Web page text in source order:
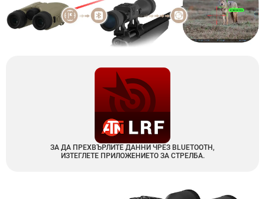
ЗА ДА ПРЕХВЪРЛИТЕ ДАННИ ЧРЕЗ BLUETOOTH,
ИЗТЕГЛЕТЕ ПРИЛОЖЕНИЕТО ЗА СТРЕЛБА.